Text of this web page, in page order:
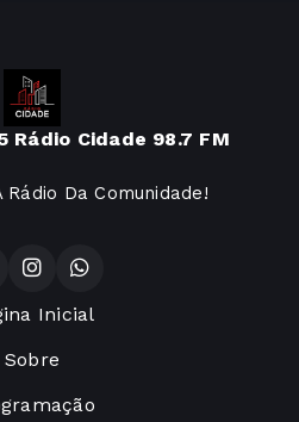
Rádio Cidade 98.7 FM
Rádio Da Comunidade!
Inicial
Sobre